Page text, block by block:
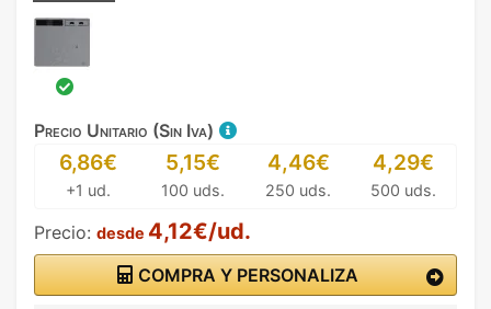
Precio Unitario (Sin Iva)
6,86€
+1 ud.
5,15€
100 uds.
4,46€
250 uds.
4,29€
500 uds.
Precio: desde 4,12€/ud.
COMPRA Y PERSONALIZA